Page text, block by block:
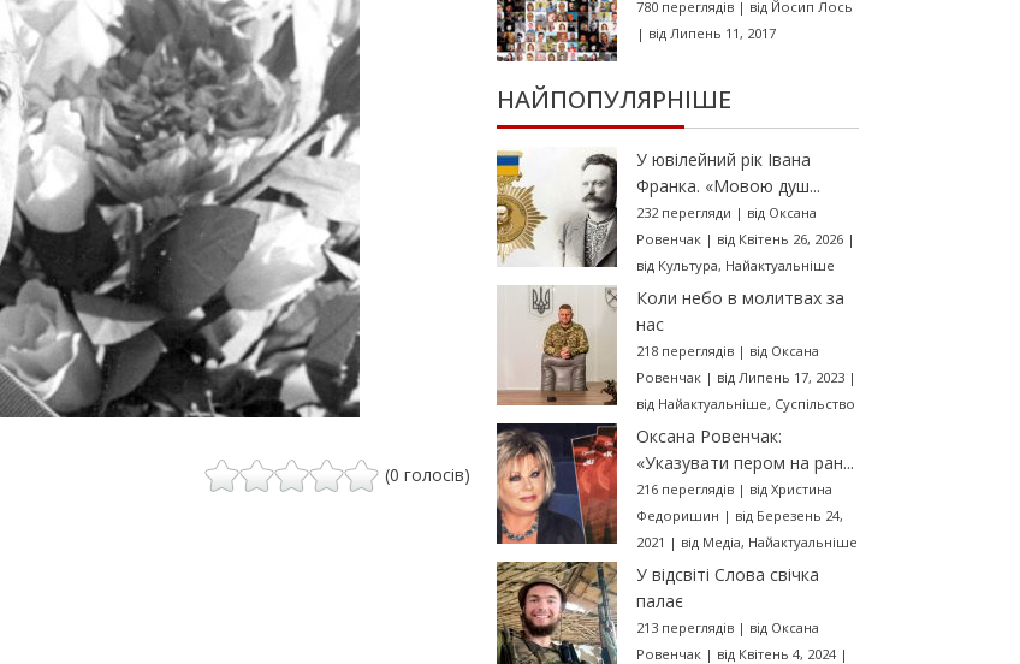
(0 голосів)
780 переглядів| від Йосип Лось
| від Липень 11, 2017
НАЙПОПУЛЯРНІШЕ
У ювілейний рік Івана
Франка. «Мовою душ...
232 перегляди | від Оксана
Ровенчак| від Квітень 26, 2026|
від Культура, Найактуальніше
Коли небо в молитвах за
нас
218 переглядів| від Оксана
Ровенчак| від Липень 17, 2023|
від Найактуальніше, Суспільство
Оксана Ровенчак:
«Указувати пером на ран...
216 переглядів| від Христина
Федоришин | від Березень 24,
2021 | від Медіа, Найактуальніше
У відсвіті Слова свічка
палає
213 переглядів| від Оксана
Ровенчак| від Квітень 4, 2024|